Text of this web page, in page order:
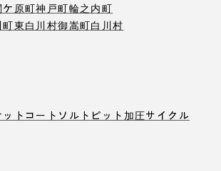
ケ原町神戸町輪之内町
東白川村御嵩町白川村
ットコート ソルトピット 加圧サイクル